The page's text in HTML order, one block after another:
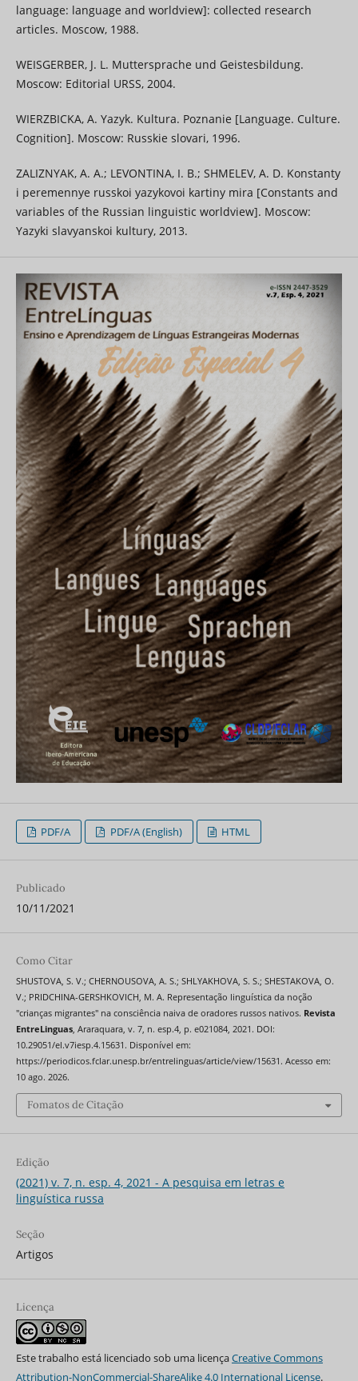
language: language and worldview]: collected research
articles. Moscow, 1988.
WEISGERBER, J. L. Muttersprache und Geistesbildung.
Moscow: Editorial URSS, 2004.
WIERZBICKA, A. Yazyk. Kultura. Poznanie [Language. Culture.
Cognition]. Moscow: Russkie slovari, 1996.
ZALIZNYAK, A. A.; LEVONTINA, I. B.; SHMELEV, A. D. Konstanty
i peremennye russkoi yazykovoi kartiny mira [Constants and
variables of the Russian linguistic worldview]. Moscow:
Yazyki slavyanskoi kultury, 2013.
PDF/A PDF/A (English) HTML
Publicado
10/11/2021
Como Citar
SHUSTOVA, S. V.; CHERNOUSOVA, A. S.; SHLYAKHOVA, S. S.; SHESTAKOVA, O.
V.; PRIDCHINA-GERSHKOVICH, M. A. Representação linguística da noção
"crianças migrantes" na consciência naiva de oradores russos nativos. Revista
EntreLinguas, Araraquara, v. 7, n. esp.4, p. e021084, 2021. DOI:
10.29051/el.v7iesp.4.15631. Disponível em:
https://periodicos.fclar.unesp.br/entrelinguas/article/view/15631. Acesso em:
10 ago. 2026.
Fomatos de Citação
Edição
(2021) v. 7, n. esp. 4, 2021 - A pesquisa em letras e
linguística russa
Seção
Artigos
Licença
Este trabalho está licenciado sob uma licençaCreative Commons
Attribution-NonCommercial-ShareAlike 4.0 International License.